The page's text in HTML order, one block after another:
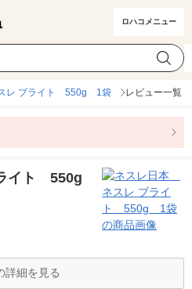
ロハコメニュー
レ ブライト 550g 1袋 レビュー一覧
イト 550g
詳細を見る